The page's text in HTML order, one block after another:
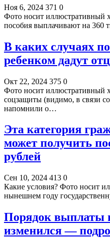
Ноя 6, 2024 371 0
Фото носит иллюстративный
пособия выплачивают на 360
В каких случаях
ребенком дадут
Окт 22, 2024 375 0
Фото носит иллюстративный
соцзащиты (видимо, в связи
напомнили о…
Эта категория
может получить
рублей
Сен 10, 2024 413 0
Какие условия? Фото носит
нынешнем году
Порядок выплаты
изменился —